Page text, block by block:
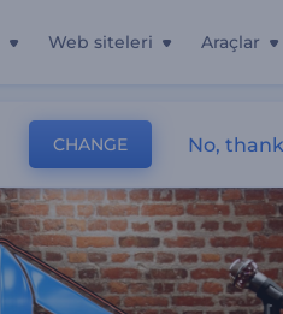
Web siteleri Araçlar
CHANGE No,